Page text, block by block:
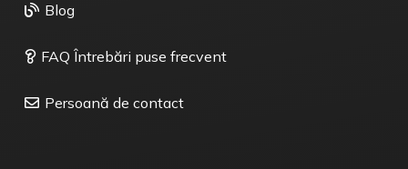
Blog
FAQ Întrebări puse frecvent
Persoană de contact